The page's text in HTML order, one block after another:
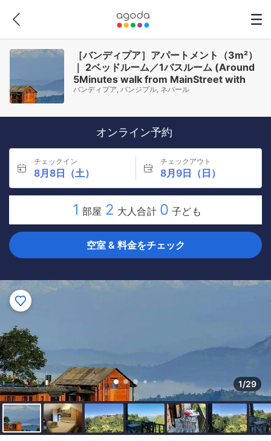
［バンディプア］アパートメント（3m²）
｜ 2ベッドルーム／1バスルーム (Around
5Minutes walk from MainStreet with
Goodview)
バンディプア, バンジプル, ネパール
オンライン予約
チェックイン
8月8日（土）
チェックアウト
8月9日（日）
1 部屋 2 大人合計 0 子ども
空室 & 料金をチェック
1/29